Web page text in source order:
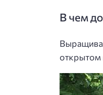
В чем
открытом